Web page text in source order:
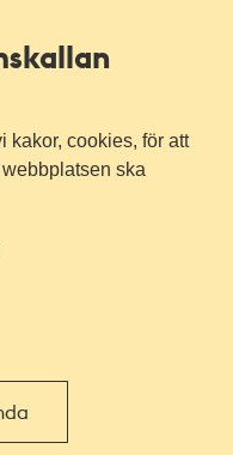
kakor, cookies, för att
ska